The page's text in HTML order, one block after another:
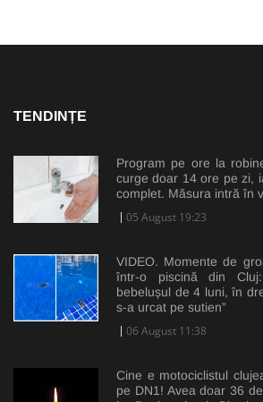
TENDINȚE
Program pe ore la
curge doar 14 ore pe zi,
complet. Măsura intră în
05 August 19:23
VIDEO. Momente de
într-o piscină din
bebelușul de 4 luni, în
s-a urcat pe sutien”
06 August 11:38
Cine e motociclistul
pe DN1! Avea doar 36